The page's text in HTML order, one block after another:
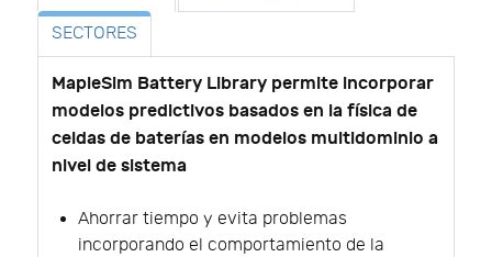
SECTORES
MapleSim Battery Library permite incorporar
modelos predictivos basados en la física de
celdas de baterías en modelos multidominio a
nivel de sistema
Ahorrar tiempo y evita problemas
incorporando el comportamiento de la